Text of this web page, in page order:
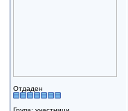
Отдаден